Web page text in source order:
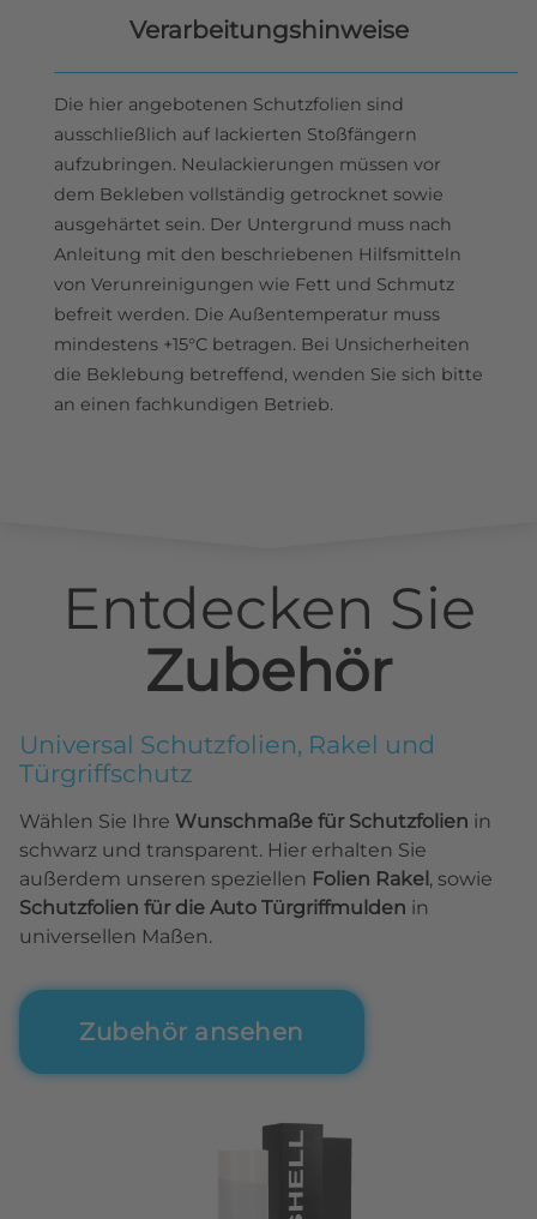
Verarbeitungshinweise
Die hier angebotenen Schutzfolien sind
ausschließlich auf lackierten Stoßfängern
aufzubringen. Neulackierungen müssen vor
dem Bekleben vollständig getrocknet sowie
ausgehärtet sein. Der Untergrund muss nach
Anleitung mit den beschriebenen Hilfsmitteln
von Verunreinigungen wie Fett und Schmutz
befreit werden. Die Außentemperatur muss
mindestens +15°C betragen. Bei Unsicherheiten
die Beklebung betreffend, wenden Sie sich bitte
an einen fachkundigen Betrieb.
Entdecken Sie
Zubehör
Universal Schutzfolien, Rakel und
Türgriffschutz
Wählen Sie Ihre Wunschmaße für Schutzfolien in
schwarz und transparent. Hier erhalten Sie
außerdem unseren speziellen Folien Rakel , sowie
Schutzfolien für die Auto Türgriffmulden in
universellen Maßen.
Zubehör ansehen